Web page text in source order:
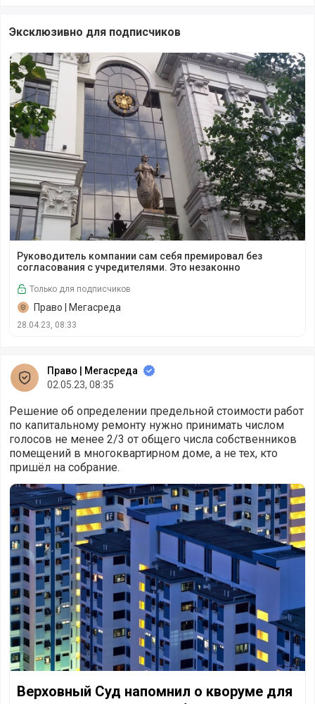
Эксклюзивно для подписчиков
Руководитель компании сам себя премировал без
Руководитель компании сам себя премировал без
согласования с учредителями. Это незаконно
Только для подписчиков
Право | Мегасреда
28.04.23, 08:33
Право | Мегасреда
02.05.23, 08:35
Решение об определении предельной стоимости работ
по капитальному ремонту нужно принимать числом
голосов не менее 2/3 от общего числа собственников
помещений в многоквартирном доме, а не тех, кто
пришёл на собрание.
Верховный Суд напомнил о кворуме для принятия
Верховный Суд напомнил о кворуме для